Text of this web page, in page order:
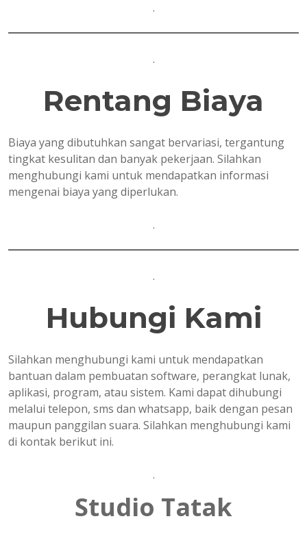
.
.
Rentang Biaya
Biaya yang dibutuhkan sangat bervariasi, tergantung
tingkat kesulitan dan banyak pekerjaan. Silahkan
menghubungi kami untuk mendapatkan informasi
mengenai biaya yang diperlukan.
.
.
Hubungi Kami
Silahkan menghubungi kami untuk mendapatkan
bantuan dalam pembuatan software, perangkat lunak,
aplikasi, program, atau sistem. Kami dapat dihubungi
melalui telepon, sms dan whatsapp, baik dengan pesan
maupun panggilan suara. Silahkan menghubungi kami
di kontak berikut ini.
.
Studio Tatak